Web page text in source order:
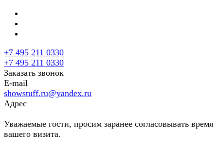
+7 495 211 0330
+7 495 211 0330
Заказать звонок
E-mail
showstuff.ru@yandex.ru
Адрес
Уважаемые гости, просим заранее согласовывать время
вашего визита.